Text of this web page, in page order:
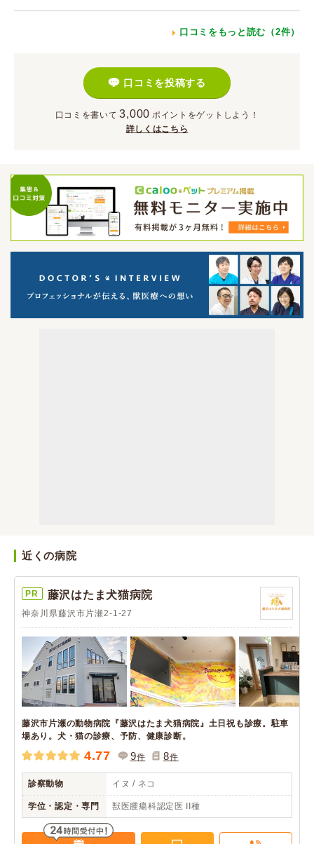
口コミをもっと読む（2件）
口コミを投稿する
口コミを書いて 3,000 ポイント をゲットしよう！
詳しくはこちら
近くの病院
PR 藤沢はたま犬猫病院
神奈川県藤沢市片瀬2-1-27
藤沢市片瀬の動物病院『藤沢はたま犬猫病院』土日祝も診療。駐車
場あり。犬・猫の診療、予防、健康診断。
4.77 9件 8件
診察動物 イヌ / ネコ
学位・認定・専門 獣医腫瘍科認定医 II種